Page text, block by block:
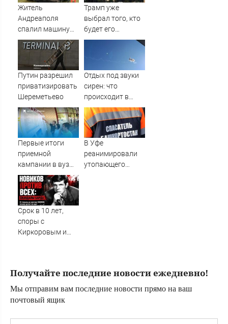
«птах Мадьяра»
Житель
Андреаполя
спалил машину
молодого
ухажера своей
жены – Новости
Твери и городов
сегодня -
Тверские новости.
Новости Твери.
Тверь н
Трамп уже
выбрал того, кто
будет его
преемником
Путин разрешил
приватизировать
Шереметьево
Отдых под звуки
сирен: что
происходит в
Сочи на фоне
массированных
атак
беспилотников
Первые итоги
приемной
кампании в вузы
в 2026 году: кто
поступил на
бюджет, сколько
олимпиадников,
последние
В Уфе
реанимировали
утопающего
Срок в 10 лет,
споры с
Киркоровым и
Александра
TVCenter.ru
Получайте последние новости ежедневно!
Мы отправим вам последние новости прямо на ваш
почтовый ящик